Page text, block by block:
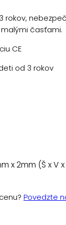
rokov,
časťami.
CE
od 3 rokov
x 2mm (Š x V x
Povedzte